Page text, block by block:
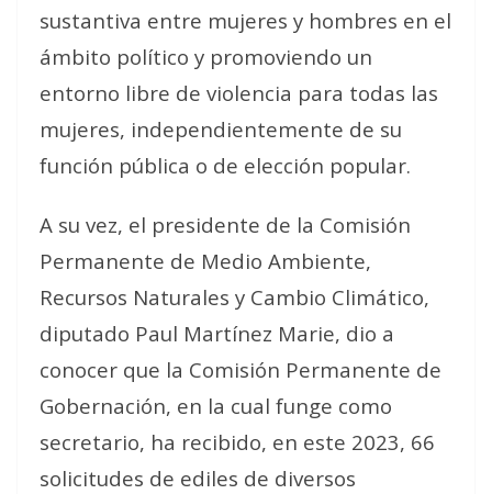
sustantiva entre mujeres y hombres en el
ámbito político y promoviendo un
entorno libre de violencia para todas las
mujeres, independientemente de su
función pública o de elección popular.
A su vez, el presidente de la Comisión
Permanente de Medio Ambiente,
Recursos Naturales y Cambio Climático,
diputado Paul Martínez Marie, dio a
conocer que la Comisión Permanente de
Gobernación, en la cual funge como
secretario, ha recibido, en este 2023, 66
solicitudes de ediles de diversos